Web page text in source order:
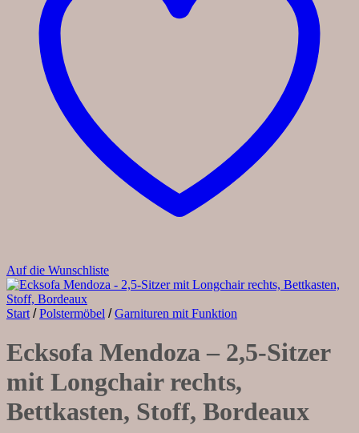
Auf die Wunschliste
Start / Polstermöbel / Garnituren mit Funktion
Ecksofa Mendoza – 2,5-Sitzer
mit Longchair rechts,
Bettkasten, Stoff, Bordeaux